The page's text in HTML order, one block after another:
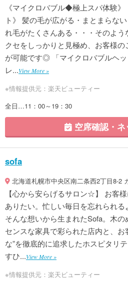
《マイクロバブル◆極上スパ体験
ト》 髪の毛が広がる・まとまらな
れ毛がたくさんある・・・そのよ
クセをしっかりと見極め、お客様
が可能です◎ 「マイクロバブルヘ
レ...View More »
※情報提供元：楽天ビューティー
全日…11：00～19：30
空席確認・
sofa
北海道札幌市中央区南二条西2丁目8-2
【心から安らげるサロン☆】 お客
ありたい。忙しい毎日を忘れられ
そんな想いから生まれたSofa。木
センスな家具で彩られた店内と、お
な”を徹底的に追求したホスピタリ
すひ...View More »
※情報提供元：楽天ビューティー